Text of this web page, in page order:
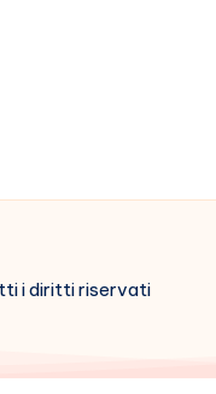
i diritti riservati